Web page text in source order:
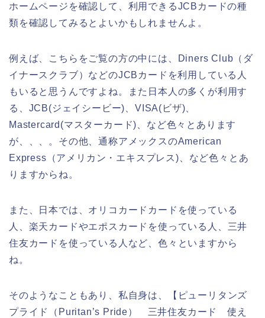
ホームページを確認して、利用できるJCBカードの種
類を確認してみるとよいかもしれませんよ。
例えば、こちらをご覧の方の中には、Diners Club（ダ
イナースクラブ）などのJCBカードを利用している人
もいると思うんですよね。また日本人の多くが利用す
る、JCB(ジェイシービー)、VISA(ビザ)、
Mastercard(マスターカード)、など色々とあります
が、、、。その他、通称アメックスのAmerican
Express（アメリカン・エキスプレス)、など色々とあ
りますからね。
また、日本では、オリコカードカードを使っている
人、楽天カードやエポスカードを使っている人、三井
住友カードを使っている人など、色々といますから
ね。
そのようなこともあり、私自身は、【ピューリタンズ
プライド（Puritan’s Pride） 三井住友カード 使え